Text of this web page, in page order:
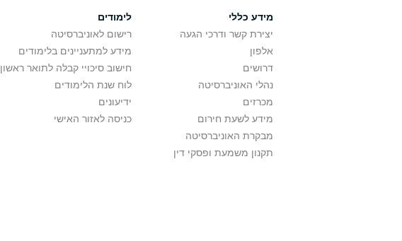
מידע כללי
יצירת קשר ודרכי הגעה
אלפון
דרושים
נהלי האוניברסיטה
מכרזים
מידע לשעת חירום
מבקרת האוניברסיטה
תקנון משמעת ופסקי דין
לימודים
רישום לאוניברסיטה
מידע למתעניינים בלימודים
חישוב סיכויי קבלה לתואר ראשון
לוח שנת הלימודים
ידיעונים
כניסה לאזור האישי